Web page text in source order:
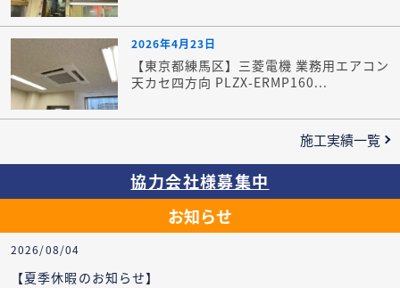
2026年4月23日
【東京都練馬区】三菱電機 業務用エアコン
天カセ四方向 PLZX-ERMP160...
施工実績一覧
協力会社様募集中
お知らせ
2026/08/04
【夏季休暇のお知らせ】